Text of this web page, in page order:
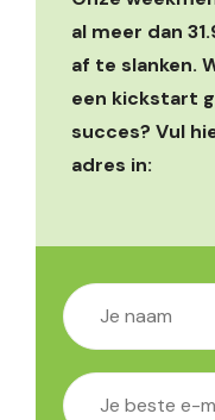
al meer dan
af te slanken.
een kickstart
succes? Vul
adres in: